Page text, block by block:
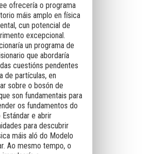
ofrecería o programa
máis amplo en física
cun potencial de
excepcional.
un programa de
que abordaría
cuestións pendentes
de partículas, en
sobre o bosón de
son fundamentais para
os fundamentos do
Estándar e abrir
para descubrir
máis aló do Modelo
Ao mesmo tempo, o